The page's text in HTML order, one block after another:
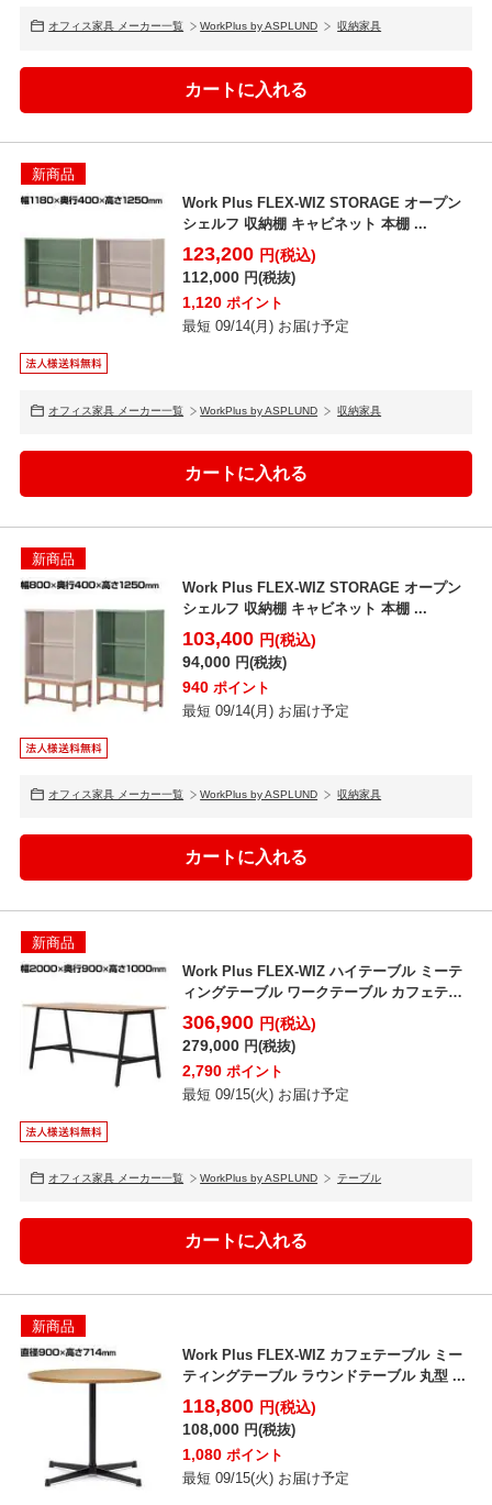
オフィス家具 メーカー一覧 WorkPlus by ASPLUND 収納家具
新商品
Work Plus FLEX-WIZ STORAGE オープン
シェルフ 収納棚 キャビネット 本棚 ...
123,200 円(税込)
112,000 円(税抜)
1,120 ポイント
最短 09/14(月) お届け予定
オフィス家具 メーカー一覧 WorkPlus by ASPLUND 収納家具
新商品
Work Plus FLEX-WIZ STORAGE オープン
シェルフ 収納棚 キャビネット 本棚 ...
103,400 円(税込)
94,000 円(税抜)
940 ポイント
最短 09/14(月) お届け予定
オフィス家具 メーカー一覧 WorkPlus by ASPLUND 収納家具
新商品
Work Plus FLEX-WIZ ハイテーブル ミーテ
ィングテーブル ワークテーブル カフェテ
ー...
306,900 円(税込)
279,000 円(税抜)
2,790 ポイント
最短 09/15(火) お届け予定
オフィス家具 メーカー一覧 WorkPlus by ASPLUND テーブル
新商品
Work Plus FLEX-WIZ カフェテーブル ミー
ティングテーブル ラウンドテーブル 丸型 ...
118,800 円(税込)
108,000 円(税抜)
1,080 ポイント
最短 09/15(火) お届け予定